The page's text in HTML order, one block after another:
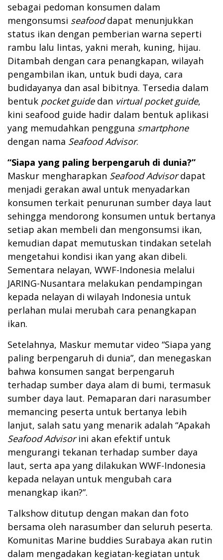
sebagai pedoman konsumen dalam
mengonsumsi seafooddapat menunjukkan
status ikan dengan pemberian warna seperti
rambu lalu lintas, yakni merah, kuning, hijau.
Ditambah dengan cara penangkapan, wilayah
pengambilan ikan, untuk budi daya, cara
budidayanya dan asal bibitnya. Tersedia dalam
bentuk pocket guidedan virtual pocket guide,
kini seafood guide hadir dalam bentuk aplikasi
yang memudahkan pengguna smartphone
dengan nama Seafood Advisor.
“Siapa yang paling berpengaruh di dunia?”
Maskur mengharapkan Seafood Advisordapat
menjadi gerakan awal untuk menyadarkan
konsumen terkait penurunan sumber daya laut
sehingga mendorong konsumen untuk bertanya
setiap akan membeli dan mengonsumsi ikan,
kemudian dapat memutuskan tindakan setelah
mengetahui kondisi ikan yang akan dibeli.
Sementara nelayan, WWF-Indonesia melalui
JARING-Nusantara melakukan pendampingan
kepada nelayan di wilayah Indonesia untuk
perlahan mulai merubah cara penangkapan
ikan.
Setelahnya, Maskur memutar video “Siapa yang
paling berpengaruh di dunia”, dan menegaskan
bahwa konsumen sangat berpengaruh
terhadap sumber daya alam di bumi, termasuk
sumber daya laut. Pemaparan dari narasumber
memancing peserta untuk bertanya lebih
lanjut, salah satu yang menarik adalah “Apakah
Seafood Advisor ini akan efektif untuk
mengurangi tekanan terhadap sumber daya
laut, serta apa yang dilakukan WWF-Indonesia
kepada nelayan untuk mengubah cara
menangkap ikan?”.
Talkshow ditutup dengan makan dan foto
bersama oleh narasumber dan seluruh peserta.
Komunitas Marine buddies Surabaya akan rutin
dalam mengadakan kegiatan-kegiatan untuk